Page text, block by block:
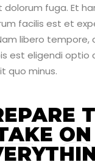
fuga. Et
facilis est et
libero tempore,
est eligendi optio
quo minus.
ON